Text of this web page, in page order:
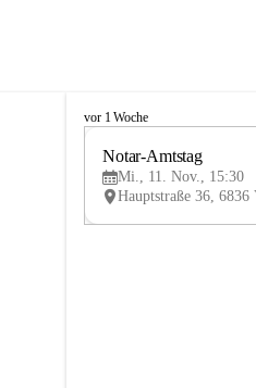
V
vor 1 Woche
Notar-Amtstag
Mi., 11. Nov., 15:30